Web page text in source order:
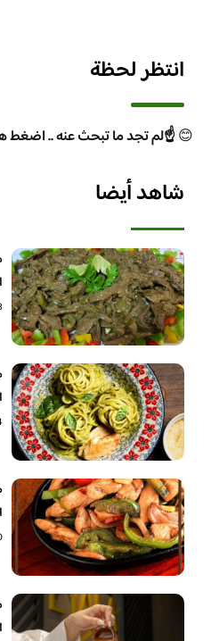
انتظر لحظة
😊☝️لم تجد ما تبحث عنه .. اضغط
شاهد أيضا
18
14
10